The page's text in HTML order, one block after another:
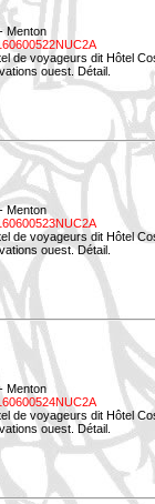
Menton
de voyageurs dit Hôtel
ouest. Détail.
Menton
de voyageurs dit Hôtel
ouest. Détail.
Menton
de voyageurs dit Hôtel
ouest. Détail.